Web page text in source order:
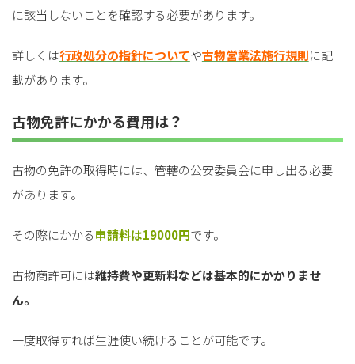
に該当しないことを確認する必要があります。
詳しくは行政処分の指針についてや古物営業法施行規則に記
載があります。
古物免許にかかる費用は？
古物の免許の取得時には、管轄の公安委員会に申し出る必要
があります。
その際にかかる申請料は19000円です。
古物商許可には維持費や更新料などは基本的にかかりませ
ん。
一度取得すれば生涯使い続けることが可能です。